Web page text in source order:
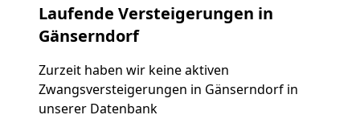
Laufende Versteigerungen in
Gänserndorf
Zurzeit haben wir keine aktiven
Zwangsversteigerungen in Gänserndorf in
unserer Datenbank